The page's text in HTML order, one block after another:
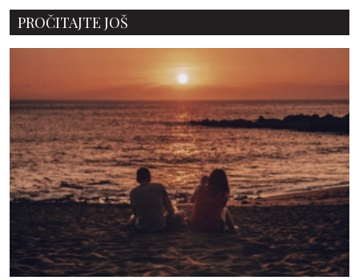
PROČITAJTE JOŠ